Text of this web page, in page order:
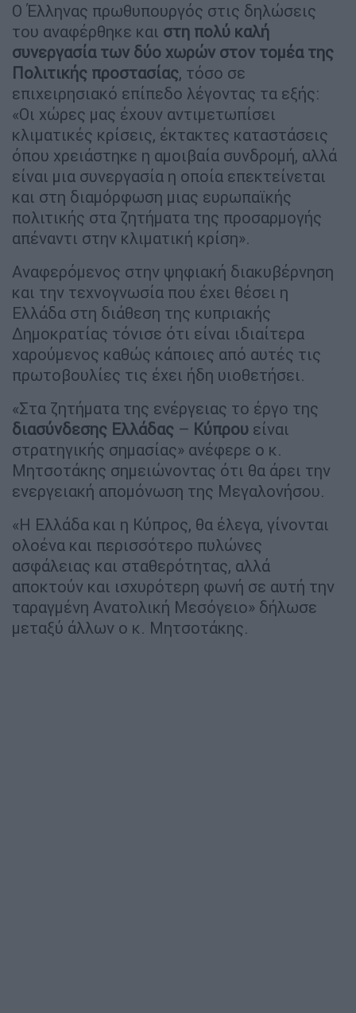
Ο Έλληνας πρωθυπουργός στις δηλώσεις
του αναφέρθηκε και στη πολύ καλή
συνεργασία των δύο χωρών στον τομέα της
Πολιτικής προστασίας, τόσο σε
επιχειρησιακό επίπεδο λέγοντας τα εξής:
«Οι χώρες μας έχουν αντιμετωπίσει
κλιματικές κρίσεις, έκτακτες καταστάσεις
όπου χρειάστηκε η αμοιβαία συνδρομή, αλλά
είναι μια συνεργασία η οποία επεκτείνεται
και στη διαμόρφωση μιας ευρωπαϊκής
πολιτικής στα ζητήματα της προσαρμογής
απέναντι στην κλιματική κρίση».
Αναφερόμενος στην ψηφιακή διακυβέρνηση
και την τεχνογνωσία που έχει θέσει η
Ελλάδα στη διάθεση της κυπριακής
Δημοκρατίας τόνισε ότι είναι ιδιαίτερα
χαρούμενος καθώς κάποιες από αυτές τις
πρωτοβουλίες τις έχει ήδη υιοθετήσει.
«Στα ζητήματα της ενέργειας το έργο της
διασύνδεσης Ελλάδας – Κύπρου είναι
στρατηγικής σημασίας» ανέφερε ο κ.
Μητσοτάκης σημειώνοντας ότι θα άρει την
ενεργειακή απομόνωση της Μεγαλονήσου.
«Η Ελλάδα και η Κύπρος, θα έλεγα, γίνονται
ολοένα και περισσότερο πυλώνες
ασφάλειας και σταθερότητας, αλλά
αποκτούν και ισχυρότερη φωνή σε αυτή την
ταραγμένη Ανατολική Μεσόγειο» δήλωσε
μεταξύ άλλων ο κ. Μητσοτάκης.